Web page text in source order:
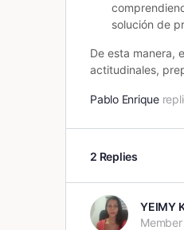
solución de
De esta manera,
actitudinales,
Pablo Enrique
2 Replies
YEIMY
Member